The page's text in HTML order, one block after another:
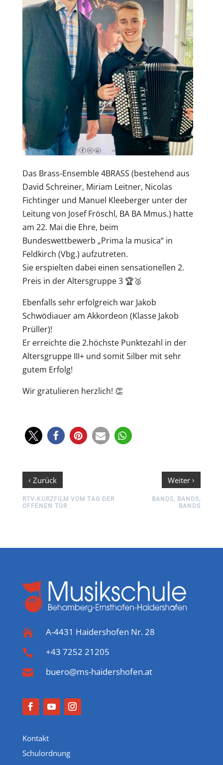
Das Brass-Ensemble 4BRASS (bestehend aus
David Schreiner, Miriam Leitner, Nicolas
Fichtinger und Manuel Kleeberger unter der
Leitung von Josef Fröschl, BA BA Mmus.) hatte
am 22. Mai die Ehre, beim
Bundeswettbewerb „Prima la musica“ in
Feldkirch (Vbg.) aufzutreten.
Sie erspielten dabei einen sensationellen 2.
Preis in der Altersgruppe 3 🏆🥈
Ebenfalls sehr erfolgreich war Jakob
Schwödiauer am Akkordeon (Klasse Jakob
Prüller)!
Er erreichte die 2.höchste Punktezahl in der
Altersgruppe III+ und somit Silber mit sehr
gutem Erfolg!
Wir gratulieren herzlich! 👏
‹ Zurück
RTV-KURZFILM VOM TAG DER
OFFENEN TÜR
Weiter›
BANDS, BANDS,
BANDS
 A-4431 Haidershofen Nr. 28
 +43 7252 21205
 buero@ms-haidershofen.at
Kontakt
Schulordnung